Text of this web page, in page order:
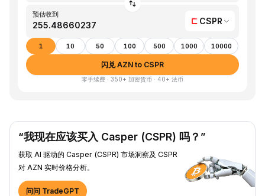
预估收到
CSPR
1 10 50 100 500 1000 10000
闪兑 AZN to CSPR
零手续费 · 350+ 加密货币 · 40+ 法币
“我现在应该买入 Casper (CSPR) 吗？”
获取 AI 驱动的 Casper (CSPR) 市场洞察及 CSPR
对 AZN 实时价格分析。
问问 TradeGPT